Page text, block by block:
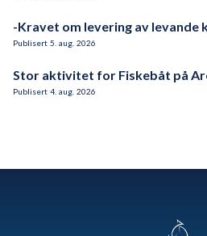
-Kravet om levering av levande
Publisert 5 aug. 2026
Stor aktivitet for Fiskebåt på
Publisert 4 aug. 2026